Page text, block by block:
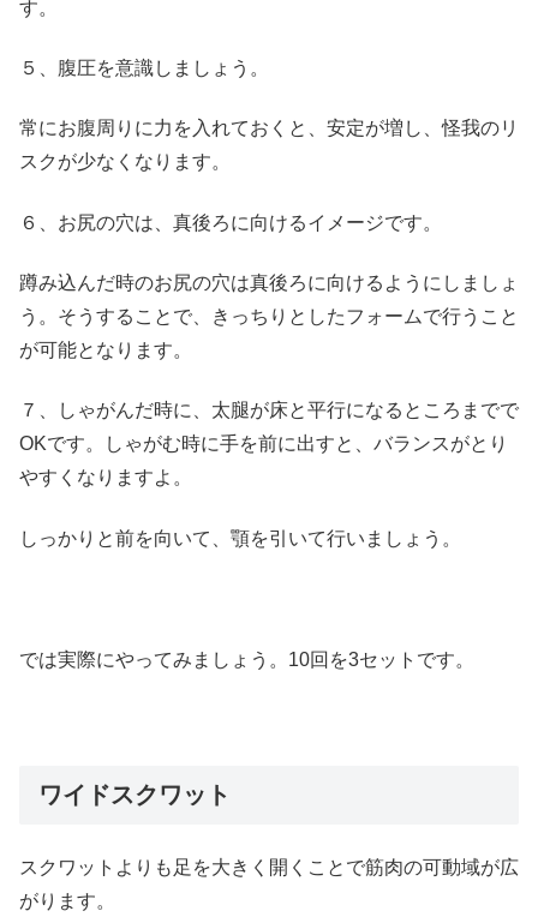
す。
５、腹圧を意識しましょう。
常にお腹周りに力を入れておくと、安定が増し、怪我のリ
スクが少なくなります。
６、お尻の穴は、真後ろに向けるイメージです。
蹲み込んだ時のお尻の穴は真後ろに向けるようにしましょ
う。そうすることで、きっちりとしたフォームで行うこと
が可能となります。
７、しゃがんだ時に、太腿が床と平行になるところまでで
OKです。しゃがむ時に手を前に出すと、バランスがとり
やすくなりますよ。
しっかりと前を向いて、顎を引いて行いましょう。
では実際にやってみましょう。10回を3セットです。
ワイドスクワット
スクワットよりも足を大きく開くことで筋肉の可動域が広
がります。